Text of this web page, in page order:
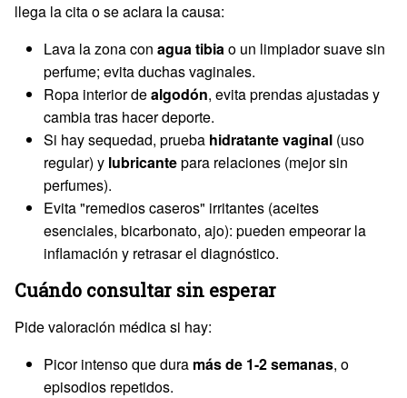
llega la cita o se aclara la causa:
Lava la zona con agua tibiao un limpiador suave sin
perfume; evita duchas vaginales.
Ropa interior dealgodón, evita prendas ajustadas y
cambia tras hacer deporte.
Si hay sequedad, prueba hidratante vaginal (uso
regular) y lubricantepara relaciones (mejor sin
perfumes).
Evita "remedios caseros" irritantes (aceites
esenciales, bicarbonato, ajo): pueden empeorar la
inflamación y retrasar el diagnóstico.
Cuándo consultar sin esperar
Pide valoración médica si hay:
Picor intenso que dura más de 1-2 semanas, o
episodios repetidos.